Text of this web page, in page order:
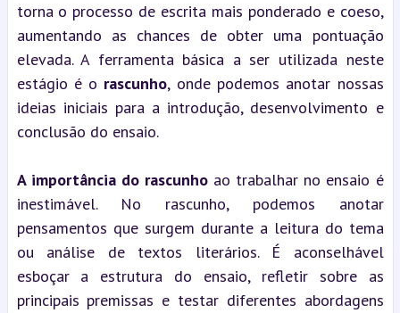
torna o processo de escrita mais ponderado e coeso,
aumentando as chances de obter uma pontuação
elevada. A ferramenta básica a ser utilizada neste
estágio é o rascunho, onde podemos anotar nossas
ideias iniciais para a introdução, desenvolvimento e
conclusão do ensaio.
A importância do rascunho ao trabalhar no ensaio é
inestimável. No rascunho, podemos anotar
pensamentos que surgem durante a leitura do tema
ou análise de textos literários. É aconselhável
esboçar a estrutura do ensaio, refletir sobre as
principais premissas e testar diferentes abordagens